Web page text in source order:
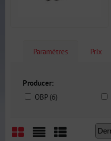
Paramètres Prix
Producer:
OBP (6)